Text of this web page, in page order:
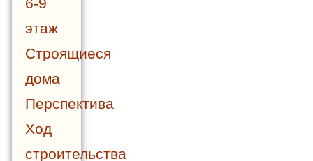
6-9
этаж
Строящиеся
дома
Перспектива
Ход
строительства